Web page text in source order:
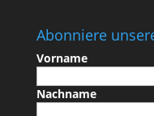
Abonniere
Vorname
Nachname